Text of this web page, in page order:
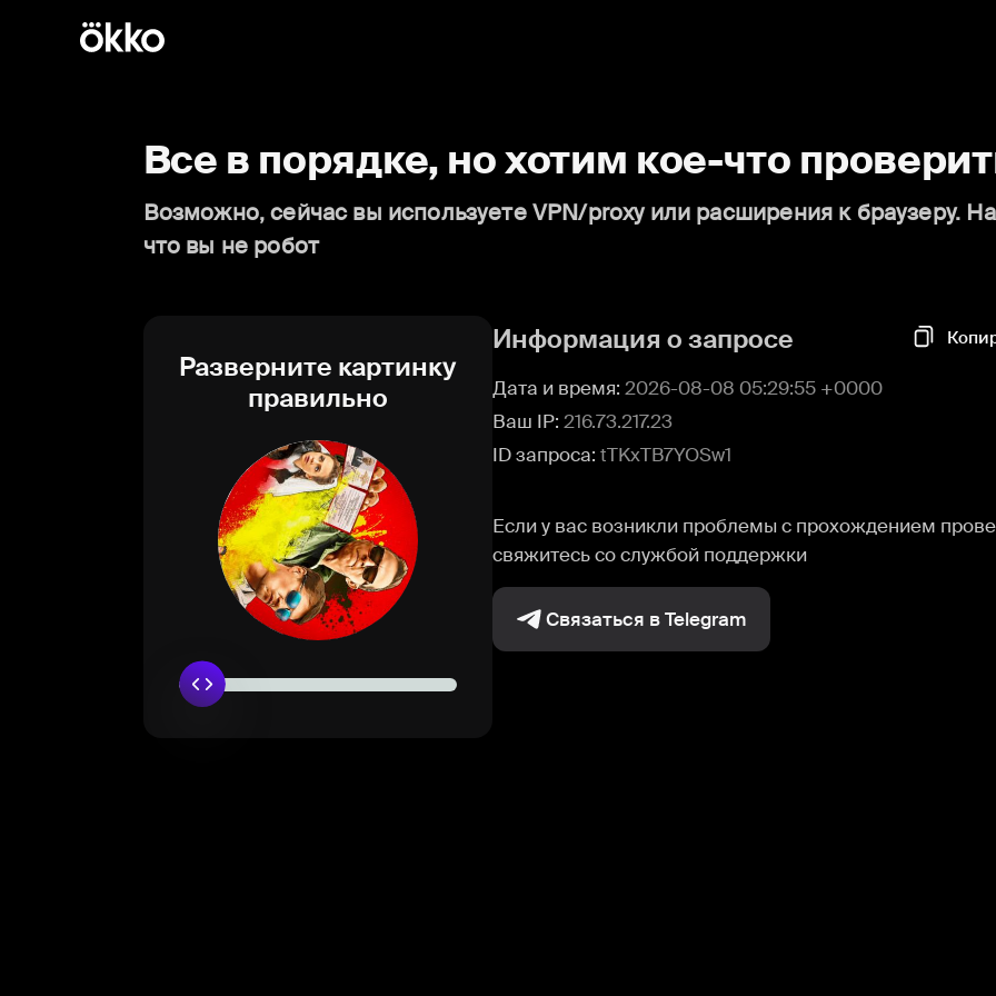
Все в порядке, но хотим кое-что
Возможно, сейчас вы используете VPN/proxy или расширения к браузеру.
что вы не робот
Разверните картинку
правильно
Информация о запросе
Дата и время: 2026-08-08 05:29:55 +0000
Ваш IP: 216.73.217.23
ID запроса: tTKxTB7YOSw1
Если у вас возникли проблемы с прохождением
свяжитесь со службой поддержки
Связаться в Telegram